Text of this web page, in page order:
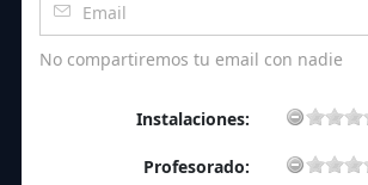
No compartiremos tu email con nadie
Instalaciones:
Profesorado: